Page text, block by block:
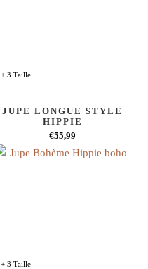
+ 3 Taille
JUPE LONGUE STYLE
HIPPIE
€55,99
+ 3 Taille